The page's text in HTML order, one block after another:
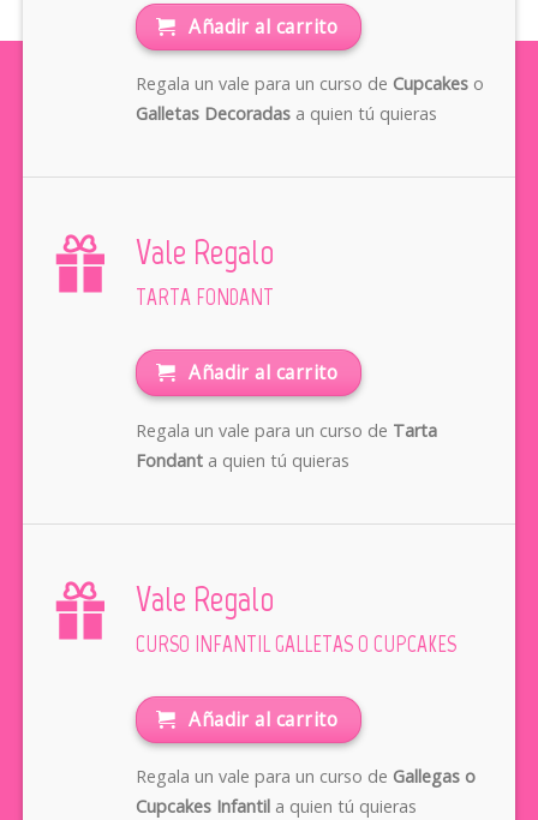
Añadir al carrito
Regala un vale para un curso de Cupcakeso
Galletas Decoradasa quien tú quieras
Vale Regalo
TARTA FONDANT
Añadir al carrito
Regala un vale para un curso de Tarta
Fondanta quien tú quieras
Vale Regalo
CURSO INFANTIL GALLETAS O CUPCAKES
Añadir al carrito
Regala un vale para un curso de Gallegas o
Cupcakes Infantila quien tú quieras